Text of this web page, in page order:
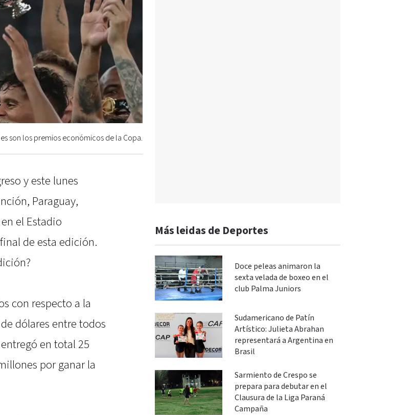
son los premios económicos de la Copa.
y este lunes
Paraguay,
el Estadio
de esta edición.
con respecto a la
dólares entre todos
en total 25
por ganar la
Más leidas de Deportes
Doce peleas animaron la
sexta velada de boxeo en el
club Palma Juniors
Sudamericano de Patín
Artístico: Julieta Abrahan
representará a Argentina en
Brasil
Sarmiento de Crespo se
prepara para debutar en el
Clausura de la Liga Paraná
Campaña